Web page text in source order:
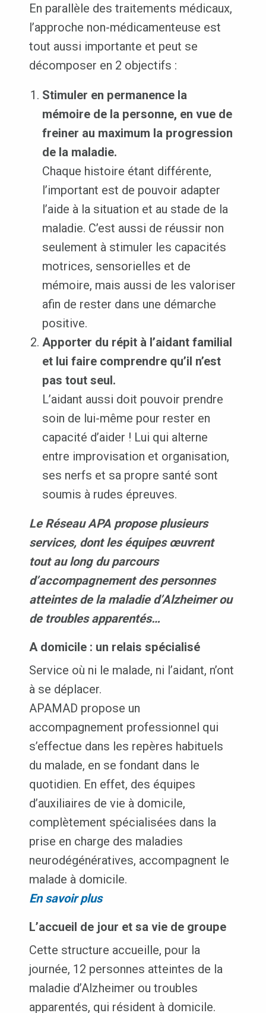
En parallèle des traitements médicaux,
l’approche non-médicamenteuse est
tout aussi importante et peut se
décomposer en 2 objectifs :
Stimuler en permanence la
mémoire de la personne, en vue de
freiner au maximum la progression
de la maladie.
Chaque histoire étant différente,
l’important est de pouvoir adapter
l’aide à la situation et au stade de la
maladie. C’est aussi de réussir non
seulement à stimuler les capacités
motrices, sensorielles et de
mémoire, mais aussi de les valoriser
afin de rester dans une démarche
positive.
Apporter du répit à l’aidant familial
et lui faire comprendre qu’il n’est
pas tout seul.
L’aidant aussi doit pouvoir prendre
soin de lui-même pour rester en
capacité d’aider ! Lui qui alterne
entre improvisation et organisation,
ses nerfs et sa propre santé sont
soumis à rudes épreuves.
Le Réseau APA propose plusieurs
services, dont les équipes œuvrent
tout au long du parcours
d’accompagnement des personnes
atteintes de la maladie d’Alzheimer ou
de troubles apparentés…
A domicile : un relais spécialisé
Service où ni le malade, ni l’aidant, n’ont
à se déplacer.
APAMAD propose un
accompagnement professionnel qui
s’effectue dans les repères habituels
du malade, en se fondant dans le
quotidien. En effet, des équipes
d’auxiliaires de vie à domicile,
complètement spécialisées dans la
prise en charge des maladies
neurodégénératives, accompagnent le
malade à domicile.
En savoir plus
L’accueil de jour et sa vie de groupe
Cette structure accueille, pour la
journée, 12 personnes atteintes de la
maladie d’Alzheimer ou troubles
apparentés, qui résident à domicile.